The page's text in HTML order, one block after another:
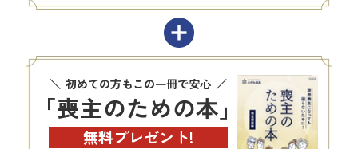
初めての方もこの一冊で安心
「喪主のための本」
無料プレゼント!